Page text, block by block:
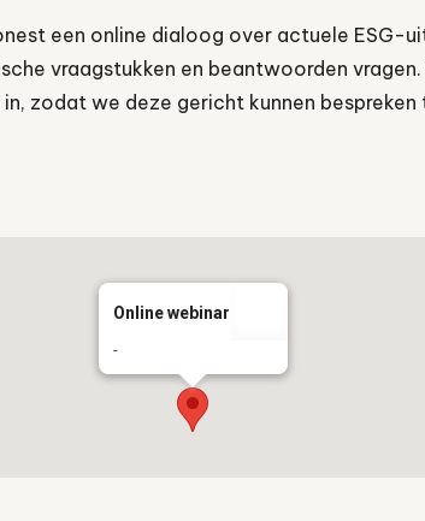
een online dialoog over actuele ESG-
vraagstukken en beantwoorden
zodat we deze gericht kunnen bespreken
Online webinar
-